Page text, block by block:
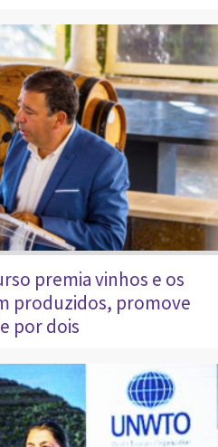
premia vinhos e os
produzidos, promove
por dois